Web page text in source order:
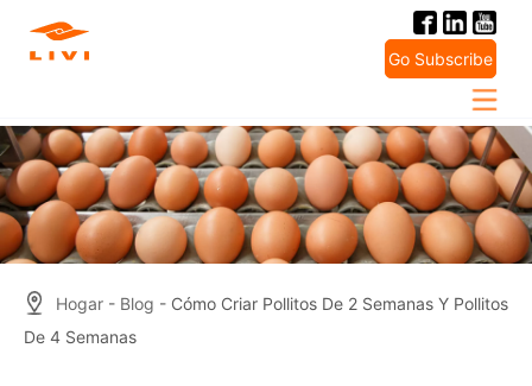
Go Subscribe
Hogar - Blog - Cómo Criar Pollitos De 2 Semanas Y Pollitos
De 4 Semanas